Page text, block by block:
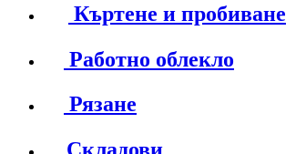
Къртене и пробиване
Работно облекло
Рязане